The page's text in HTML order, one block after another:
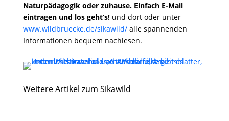
Naturpädagogik oder zuhause. Einfach E-Mail
eintragen und los geht’s!und dort oder unter
www.wildbruecke.de/sikawild/alle spannenden
Informationen bequem nachlesen.
Weitere Artikel zum Sikawild